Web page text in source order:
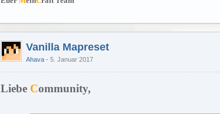
Vanilla Mapreset
Ahava 5. Januar 2017
Liebe Community,